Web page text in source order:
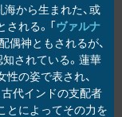
から生まれた、或
れる。「ヴァルナ
偶神ともされるが、
知されている。蓮華
の姿で表され、
古代インドの支配者
とによってその力を